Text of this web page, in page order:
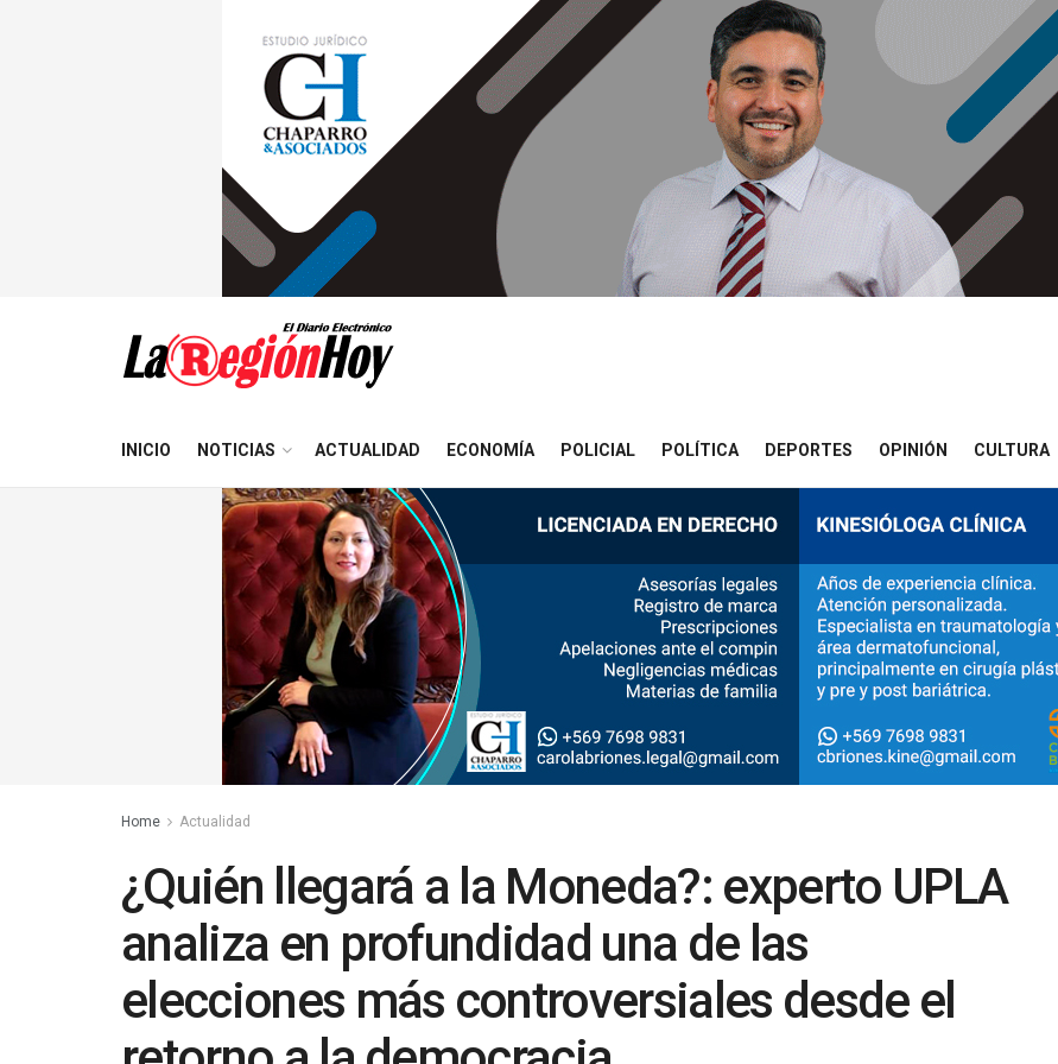
INICIO NOTICIAS ACTUALIDAD ECONOMÍA POLICIAL POLÍTICA DEPORTES OPINIÓN CULTURA
Home Actualidad
¿Quién llegará a la Moneda?: experto UPLA
analiza en profundidad una de las
elecciones más controversiales desde el